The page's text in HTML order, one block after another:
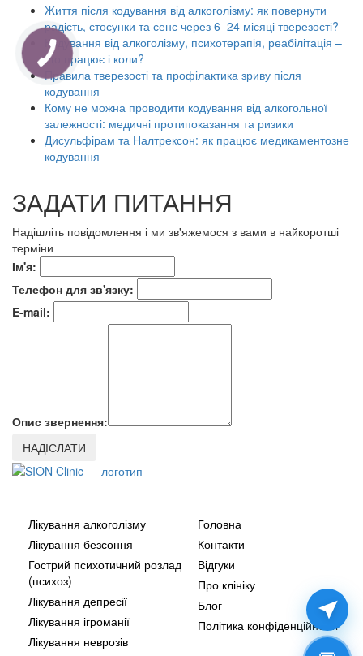
Життя після кодування від алкоголізму: як повернути
радість, стосунки та сенс через 6–24 місяці тверезості?
Кодування від алкоголізму, психотерапія, реабілітація –
що працює і коли?
Правила тверезості та профілактика зриву після
кодування
Кому не можна проводити кодування від алкогольної
залежності: медичні протипоказання та ризики
Дисульфірам та Налтрексон: як працює медикаментозне
кодування
ЗАДАТИ ПИТАННЯ
Надішліть повідомлення і ми зв'яжемося з вами в найкоротші
терміни
Ім'я:
Телефон для зв'язку:
E-mail:
Опис звернення:
Лікування алкоголізму
Лікування безсоння
Гострий психотичний розлад
(психоз)
Лікування депресії
Лікування ігроманії
Лікування неврозів
Головна
Контакти
Відгуки
Про клініку
Блог
Політика конфіденційності